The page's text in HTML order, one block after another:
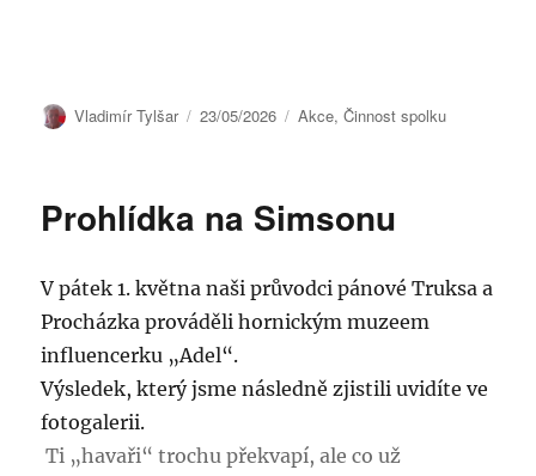
Autor:
Vladimír Tylšar Publikováno:
23/05/2026 Rubriky:
Akce,Činnost spolku
Prohlídka na Simsonu
V pátek 1. května naši průvodci pánové Truksa a
Procházka prováděli hornickým muzeem
influencerku „Adel“.
Výsledek, který jsme následně zjistili uvidíte ve
fotogalerii.
Ti „havaři“ trochu překvapí, ale co už